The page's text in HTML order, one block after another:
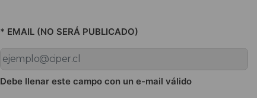
* EMAIL (NO SERÁ PUBLICADO)
Debe llenar este campo con un e-mail válido